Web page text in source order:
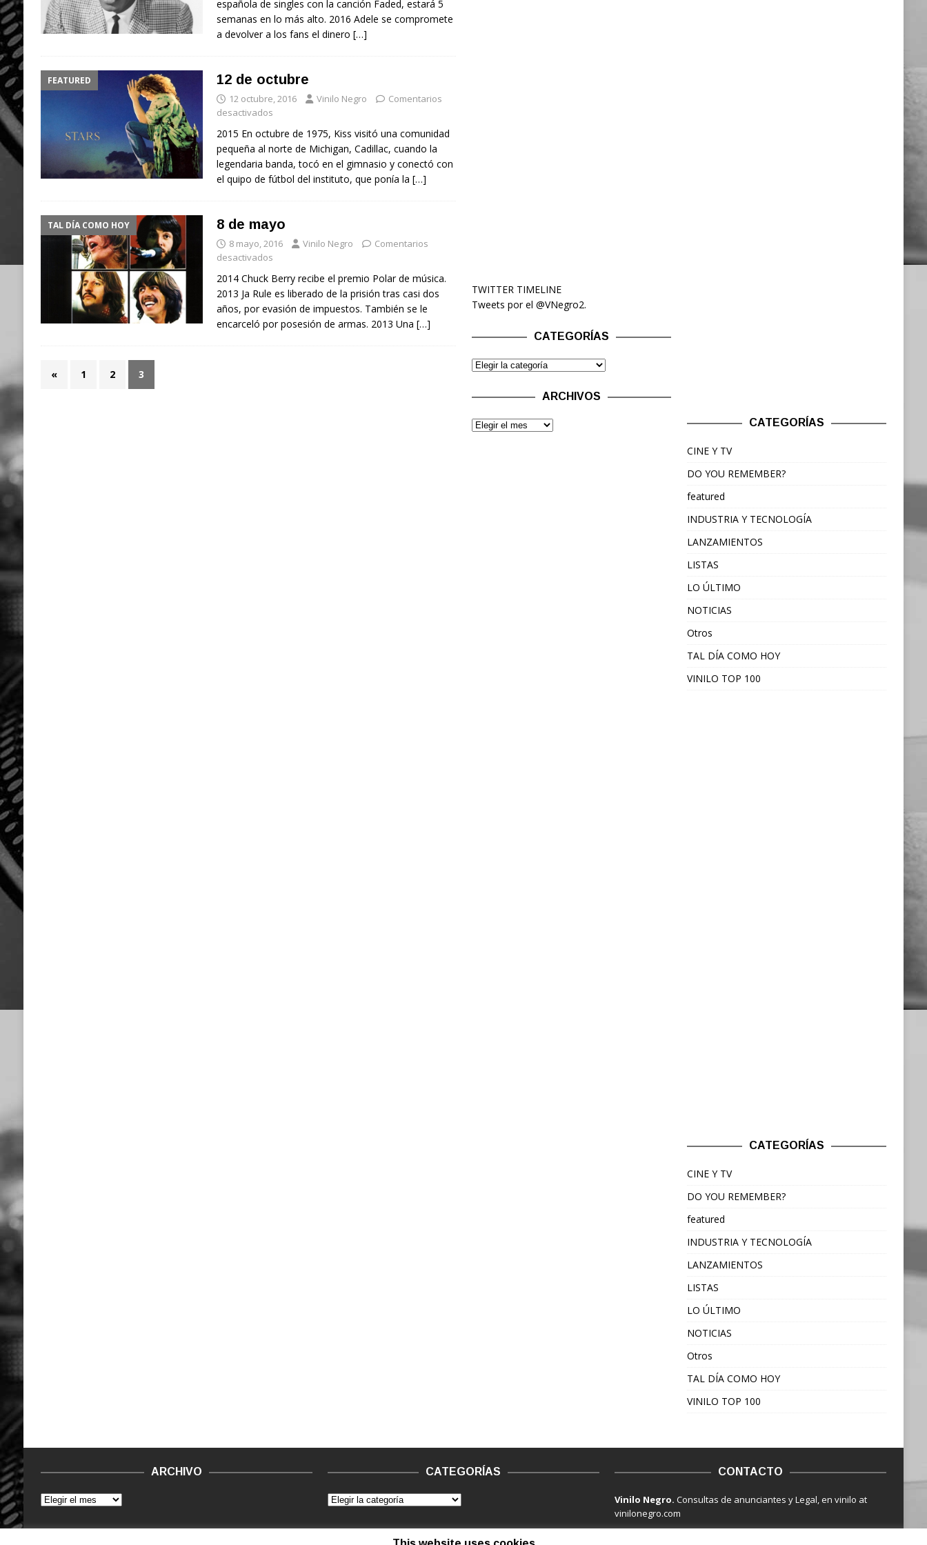
española de singles con la canción Faded, estará 5
semanas en lo más alto. 2016 Adele se compromete
a devolver a los fans el dinero […]
FEATURED 12 de octubre
12 octubre, 2016 Vinilo Negro
Comentarios
desactivados
2015 En octubre de 1975, Kiss visitó una comunidad
pequeña al norte de Michigan, Cadillac, cuando la
legendaria banda, tocó en el gimnasio y conectó con
el quipo de fútbol del instituto, que ponía la […]
TAL DÍA COMO HOY 8 de mayo
8 mayo, 2016 Vinilo Negro
Comentarios
desactivados
2014 Chuck Berry recibe el premio Polar de música.
2013 Ja Rule es liberado de la prisión tras casi dos
años, por evasión de impuestos. También se le
encarceló por posesión de armas. 2013 Una […]
« 1 2 3
TWITTER TIMELINE
Tweets por el @VNegro2.
CATEGORÍAS
ARCHIVOS
CATEGORÍAS
CINE Y TV
DO YOU REMEMBER?
featured
INDUSTRIA Y TECNOLOGÍA
LANZAMIENTOS
LISTAS
LO ÚLTIMO
NOTICIAS
Otros
TAL DÍA COMO HOY
VINILO TOP 100
CATEGORÍAS
CINE Y TV
DO YOU REMEMBER?
featured
INDUSTRIA Y TECNOLOGÍA
LANZAMIENTOS
LISTAS
LO ÚLTIMO
NOTICIAS
Otros
TAL DÍA COMO HOY
VINILO TOP 100
ARCHIVO CATEGORÍAS CONTACTO
Vinilo Negro.Consultas de anunciantes y Legal, en vinilo at
vinilonegro.com